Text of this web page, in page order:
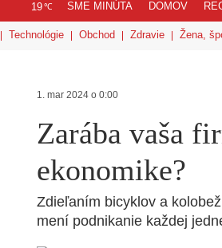
19℃ SME MINÚTA DOMOV
Technológie Obchod Zdravie Žena,
1. mar 2024 o 0:00
Zarába vaša
ekonomike?
Zdieľaním bicyklov a
mení podnikanie každej